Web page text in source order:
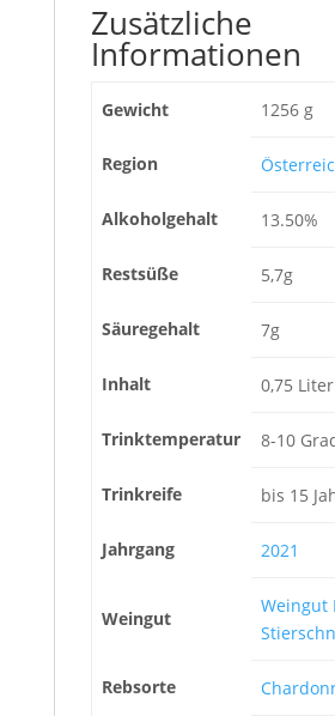
Zusätzliche
Informationen
Gewicht 1256 g
Region
Alkoholgehalt 13.50%
Restsüße 5,7g
Säuregehalt 7g
Inhalt 0,75 Liter
Trinktemperatur 8-10
Trinkreife bis 15
Jahrgang 2021
Weingut
Weingut
Rebsorte